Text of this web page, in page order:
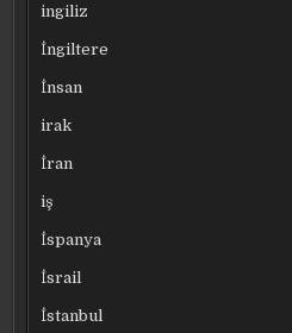
ingiliz
İngiltere
İnsan
irak
İran
iş
İspanya
İsrail
İstanbul